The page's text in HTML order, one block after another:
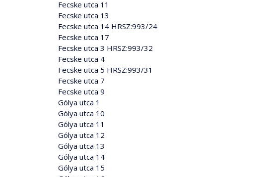
Fecske utca 11
Fecske utca 13
Fecske utca 14 HRSZ:993/24
Fecske utca 17
Fecske utca 3 HRSZ:993/32
Fecske utca 4
Fecske utca 5 HRSZ:993/31
Fecske utca 7
Fecske utca 9
Gólya utca 1
Gólya utca 10
Gólya utca 11
Gólya utca 12
Gólya utca 13
Gólya utca 14
Gólya utca 15